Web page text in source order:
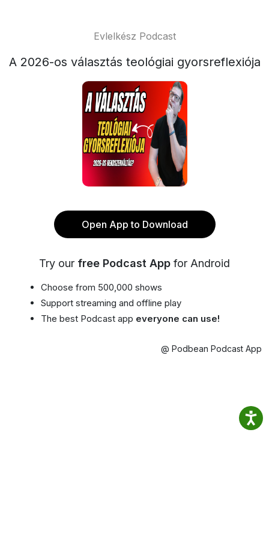
Evlelkész Podcast
A 2026-os választás teológiai gyorsreflexiója
Open App to Download
Try our free Podcast App for Android
Choose from 500,000 shows
Support streaming and offline play
The best Podcast app everyone can use!
@ Podbean Podcast App